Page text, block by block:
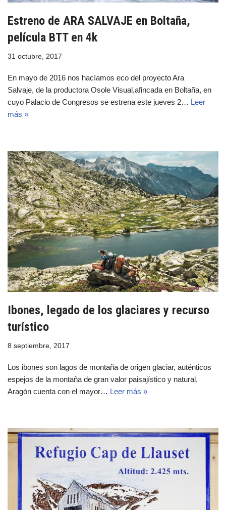
Estreno de ARA SALVAJE en Boltaña,
película BTT en 4k
31 octubre, 2017
En mayo de 2016 nos hacíamos eco del proyecto Ara
Salvaje, de la productora Osole Visual,afincada en Boltaña, en
cuyo Palacio de Congresos se estrena este jueves 2… Leer
más »
Ibones, legado de los glaciares y recurso
turístico
8 septiembre, 2017
Los ibones son lagos de montaña de origen glaciar, auténticos
espejos de la montaña de gran valor paisajístico y natural.
Aragón cuenta con el mayor… Leer más »